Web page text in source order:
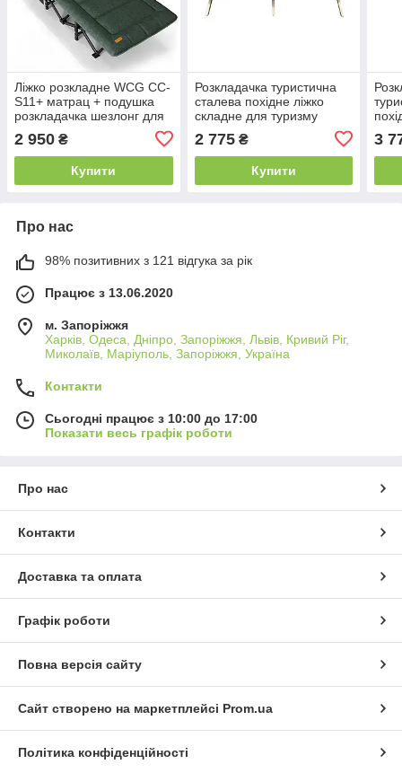
Ліжко розкладне WCG CC-
S11+ матрац + подушка
розкладачка шезлонг для
2 950 ₴
Купити
Розкладачка туристична
сталева похідне ліжко
складне для туризму
риболовлі походу B_2530
2 775₴
Купити
3
Про нас
98% позитивних з 121 відгука за рік
Працює з 13.06.2020
м. Запоріжжя
Харків, Одеса, Дніпро, Запоріжжя, Львів, Кривий Ріг,
Миколаїв, Маріуполь, Запоріжжя, Україна
Контакти
Сьогодні працює з 10:00 до 17:00
Показати весь графік роботи
Про нас
Контакти
Доставка та оплата
Графік роботи
Повна версія сайту
Сайт створено на маркетплейсі Prom.ua
Політика конфіденційності